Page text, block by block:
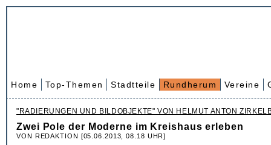
Home Top-Themen Stadtteile Rundherum Vereine
"RADIERUNGEN UND BILDOBJEKTE" VON HELMUT ANTON
Zwei Pole der Moderne im Kreishaus erleben
VON REDAKTION [05.06.2013, 08.18 UHR]